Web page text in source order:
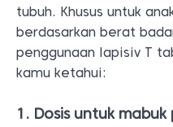
tubuh. Khusus untuk
berdasarkan berat
penggunaan lapisiv T
kamu ketahui:
1. Dosis untuk